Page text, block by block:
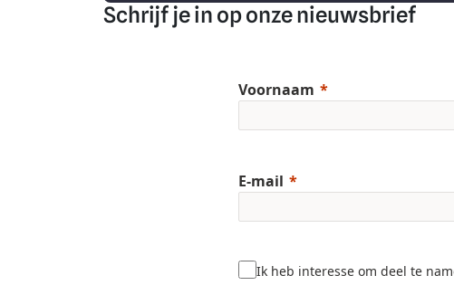
Schrijf je in op onze nieuwsbrief
Voornaam
E-mail
Ik heb interesse om deel te